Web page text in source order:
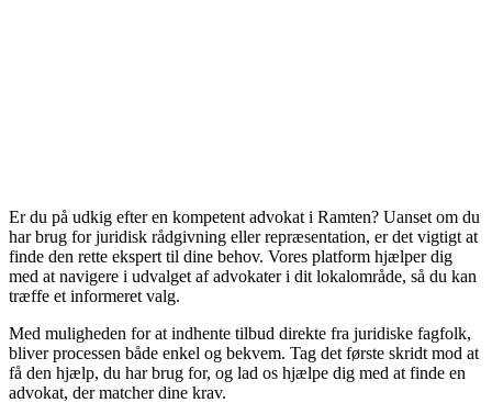
Er du på udkig efter en kompetent advokat i Ramten? Uanset om du
har brug for juridisk rådgivning eller repræsentation, er det vigtigt at
finde den rette ekspert til dine behov. Vores platform hjælper dig
med at navigere i udvalget af advokater i dit lokalområde, så du kan
træffe et informeret valg.
Med muligheden for at indhente tilbud direkte fra juridiske fagfolk,
bliver processen både enkel og bekvem. Tag det første skridt mod at
få den hjælp, du har brug for, og lad os hjælpe dig med at finde en
advokat, der matcher dine krav.